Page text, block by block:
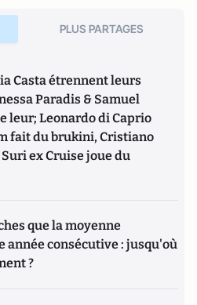
PLUS PARTAGES
Casta étrennent leurs
Paradis & Samuel
leur; Leonardo di Caprio
fait du brukini, Cristiano
ex Cruise joue du
que la moyenne
année consécutive : jusqu'où
?